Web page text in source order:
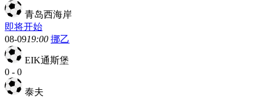
青岛西海岸
即将开始
08-0919:00 挪乙
EIK通斯堡
0 - 0
泰夫